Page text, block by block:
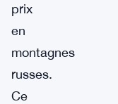
prix
en
montagnes
russes.
Ce